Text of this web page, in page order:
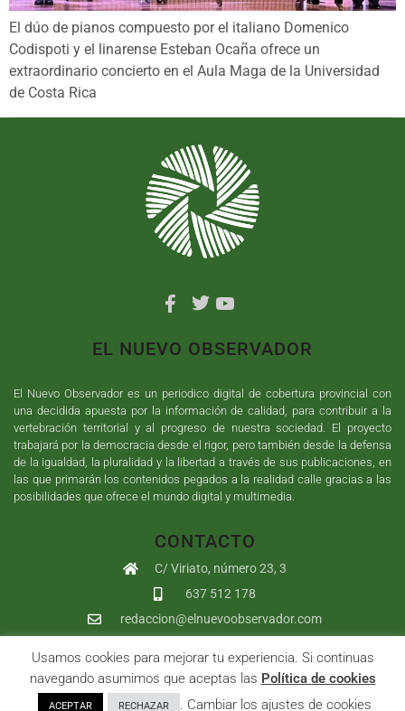
El dúo de pianos compuesto por el italiano Domenico
Codispoti y el linarense Esteban Ocaña ofrece un
extraordinario concierto en el Aula Maga de la Universidad
de Costa Rica
EL NUEVO OBSERVADOR
El Nuevo Observador es un periodico digital de cobertura provincial con
una decidida apuesta por la información de calidad, para contribuir a la
vertebración territorial y al progreso de nuestra sociedad. El proyecto
trabajará por la democracia desde el rigor, pero también desde la defensa
de la igualdad, la pluralidad y la libertad a través de sus publicaciones, en
las que primarán los contenidos pegados a la realidad calle gracias a las
posibilidades que ofrece el mundo digital y multimedia.
CONTACTO
C/ Viriato, número 23, 3
637 512 178
redaccion@elnuevoobservador.com
Copyright ©2026 El Nuevo Observador | Sumurdigital Diseño web
yDesarrollo| All Rights Reserved |
Usamos cookies para mejorar tu experiencia. Si continuas
navegando asumimos que aceptas las Política de cookies
ACEPTAR RECHAZAR . Cambiar los ajustes de cookies